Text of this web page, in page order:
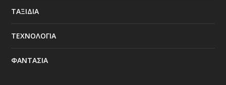
ΤΑΞΙΔΙΑ
ΤΕΧΝΟΛΟΓΙΑ
ΦΑΝΤΑΣΙΑ